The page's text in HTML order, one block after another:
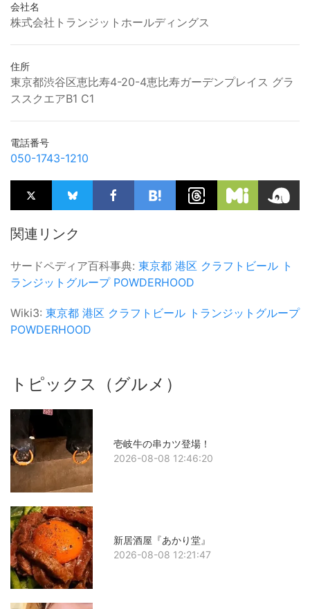
会社名
株式会社トランジットホールディングス
住所
東京都渋谷区恵比寿4-20-4恵比寿ガーデンプレイス グラ
ススクエアB1 C1
電話番号
050-1743-1210
関連リンク
サードペディア百科事典: 東京都 港区 クラフトビール ト
ランジットグループ POWDERHOOD
Wiki3: 東京都 港区 クラフトビール トランジットグループ
POWDERHOOD
トピックス（グルメ）
壱岐牛の串カツ登場！
2026-08-08 12:46:20
新居酒屋『あかり堂』
2026-08-08 12:21:47